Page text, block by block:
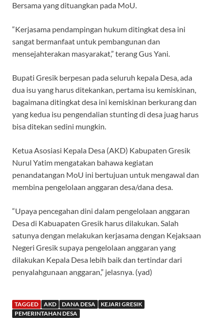
Bersama yang dituangkan pada MoU.
“Kerjasama pendampingan hukum ditingkat desa ini
sangat bermanfaat untuk pembangunan dan
mensejahterakan masyarakat,” terang Gus Yani.
Bupati Gresik berpesan pada seluruh kepala Desa, ada
dua isu yang harus ditekankan, pertama isu kemiskinan,
bagaimana ditingkat desa ini kemiskinan berkurang dan
yang kedua isu pengendalian stunting di desa juag harus
bisa ditekan sedini mungkin.
Ketua Asosiasi Kepala Desa (AKD) Kabupaten Gresik
Nurul Yatim mengatakan bahawa kegiatan
penandatangan MoU ini bertujuan untuk mengawal dan
membina pengelolaan anggaran desa/dana desa.
“Upaya pencegahan dini dalam pengelolaan anggaran
Desa di Kabuapaten Gresik harus dilakukan. Salah
satunya dengan melakukan kerjasama dengan Kejaksaan
Negeri Gresik supaya pengelolaan anggaran yang
dilakukan Kepala Desa lebih baik dan tertindar dari
penyalahgunaan anggaran,” jelasnya. (yad)
TAGGED AKD DANA DESA
KEJARI GRESIK
PEMERINTAHAN DESA